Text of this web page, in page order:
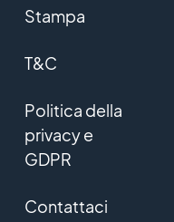
Stampa
T&C
Politica della
privacy e
GDPR
Contattaci